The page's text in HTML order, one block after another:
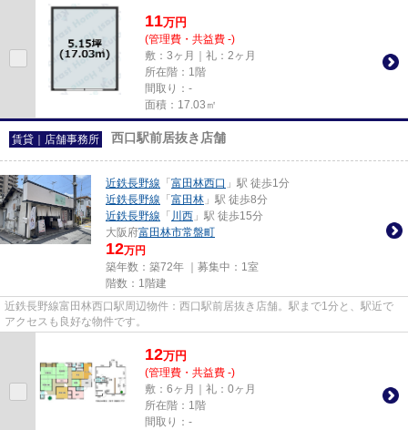
11万円
(管理費・共益費 -)
敷：3ヶ月｜礼：2ヶ月
所在階：1階
間取り：-
面積：17.03㎡
賃貸｜店舗事務所 西口駅前居抜き店舗
近鉄長野線 「 富田林西口 」駅 徒歩1分
近鉄長野線 「 富田林 」駅 徒歩8分
近鉄長野線 「 川西 」駅 徒歩15分
大阪府富田林市常盤町
12万円
築年数：築72年 ｜募集中： 1室
階数：1階建
近鉄長野線富田林西口駅周辺物件：西口駅前居抜き店舗。駅まで1分と、駅近で
アクセスも良好な物件です。
12万円
(管理費・共益費 -)
敷：6ヶ月｜礼：0ヶ月
所在階：1階
間取り：-